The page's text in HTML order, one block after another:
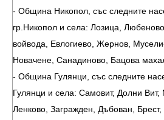
- Община Никопол, със следните
гр.Никопол и села: Лозица,
войвода, Евлогиево, Жернов,
Новачене, Санадиново, Бацова
- Община Гулянци, със следните
Гулянци и села: Самовит, Долни
Ленково, Загражден, Дъбован, Брест,